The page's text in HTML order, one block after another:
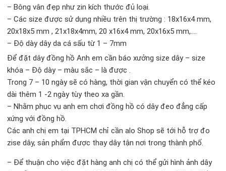
– Bông vân đẹp như zin kích thước đủ loại.
– Các size được sử dụng nhiều trên thị trường : 18x16x4 mm,
20x18x5 mm , 21x18x4mm, 20 x16x4 mm, 20x16x5 mm,….
– Độ dày dây da cá sấu từ 1 – 7mm
Để đặt dây đồng hồ Anh em cần báo xưởng size dây – size
khóa – Độ dày – màu sắc – là được .
Trong 7 – 10 ngày sẽ có hàng, thời gian vận chuyển có thể kéo
dài thêm 1 -2 ngày tùy theo xa gần.
– Nhằm phục vụ anh em chơi đồng hồ có dây đeo đẳng cấp
xứng với đồng hồ.
Các anh chị em tại TPHCM chỉ cần alo Shop sẽ tới hỗ trợ đo
zise dây, sản phẩm được thay dây tận nơi trong thành phố.
– Để thuận cho việc đặt hàng anh chị có thể gửi hình ảnh dây